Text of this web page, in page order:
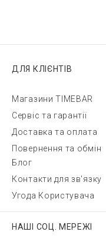
ДЛЯ КЛІЄНТІВ
Магазини TIMEBAR
Сервіс та гарантії
Доставка та оплата
Повернення та обмін
Блог
Контакти для зв'язку
Угода Користувача
НАШІ СОЦ. МЕРЕЖІ